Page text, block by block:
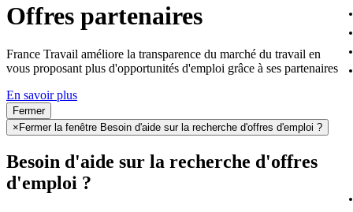
Offres partenaires
France Travail améliore la transparence du marché du travail en
vous proposant plus d'opportunités d'emploi grâce à ses partenaires
En savoir plus
Fermer
× Fermer la fenêtre Besoin d'aide sur la recherche d'offres d'emploi ?
Besoin d'aide sur la recherche d'offres
d'emploi ?